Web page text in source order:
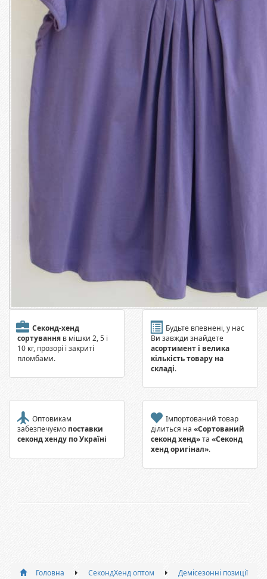
Секонд-хенд
сортування в мішки 2, 5 і
10 кг, прозорі і закриті
пломбами.
Будьте впевнені, у нас
Ви завжди знайдете
асортимент і велика
кількість товару на
складі.
Оптовикам
забезпечуємо поставки
секонд хенду по Україні
Імпортований товар
ділиться на «Сортований
секонд хенд»та «Секонд
хенд оригінал».
Головна СекондХенд оптом Демісезонні позиції